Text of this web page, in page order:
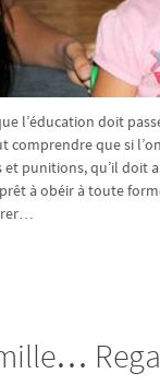
l’éducation doit
comprendre que si
punitions, qu’il doit
à obéir à toute